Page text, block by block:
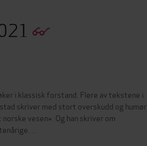
i klassisk forstand. Flere av tekstene i
skriver med stort overskudd og humør,
vesen». Og han skriver om